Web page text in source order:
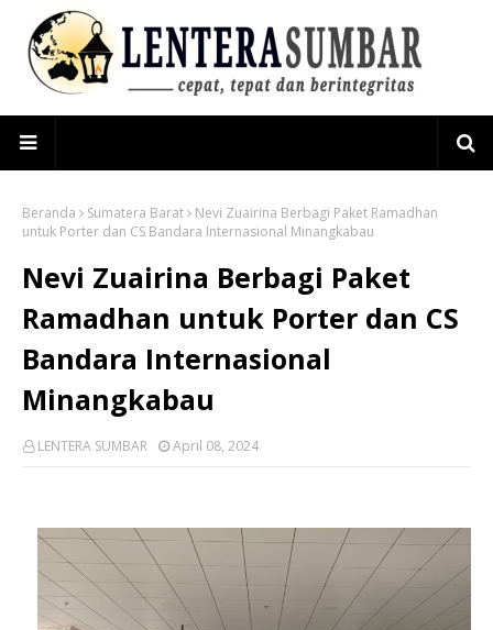
Beranda Sumatera Barat
Nevi Zuairina Berbagi Paket Ramadhan
untuk Porter dan CS Bandara Internasional Minangkabau
Nevi Zuairina Berbagi Paket
Ramadhan untuk Porter dan CS
Bandara Internasional
Minangkabau
LENTERA SUMBAR April 08, 2024